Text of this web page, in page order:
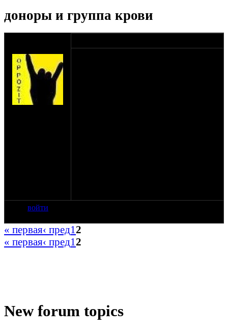
доноры и группа крови
войти
« первая‹ пред12
« первая‹ пред12
New forum topics